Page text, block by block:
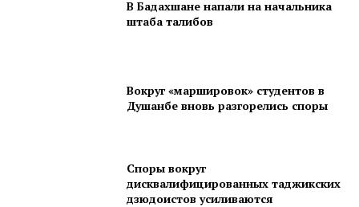
В Бадахшане напали на начальника
штаба талибов
Вокруг «маршировок» студентов в
Душанбе вновь разгорелись споры
Споры вокруг
дисквалифицированных таджикских
дзюдоистов усиливаются